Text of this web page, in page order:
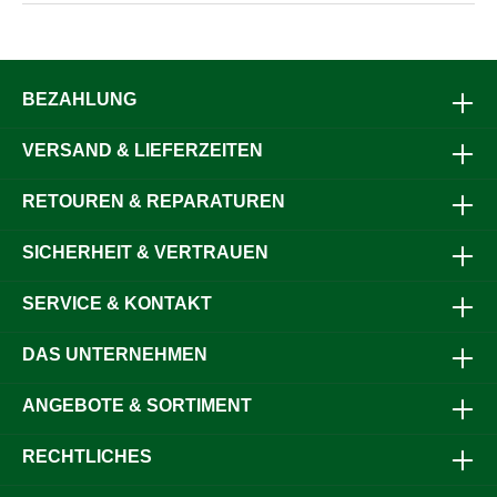
BEZAHLUNG
VERSAND & LIEFERZEITEN
RETOUREN & REPARATUREN
SICHERHEIT & VERTRAUEN
SERVICE & KONTAKT
DAS UNTERNEHMEN
ANGEBOTE & SORTIMENT
RECHTLICHES